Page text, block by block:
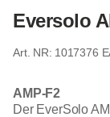
Eversolo
1017376
AMP-F2
Der EverSolo